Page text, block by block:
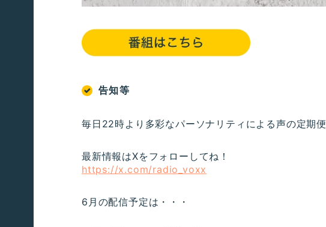
告知等
毎日22時より多彩なパーソナリティによる声の定期便
最新情報はXをフォローしてね！
https://x.com/radio_voxx
6月の配信予定は・・・